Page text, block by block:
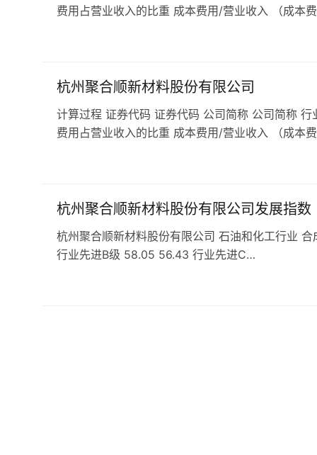
费用占营业收入的比重 成本费用/营业收入 （成本
杭州聚合顺新材料股份有限公司
计算过程 证券代码 证券代码 公司简称 公司简称
费用占营业收入的比重 成本费用/营业收入 （成本
杭州聚合顺新材料股份有限公司发展指数
杭州聚合顺新材料股份有限公司 石油和化工行业
行业先进B级 58.05 56.43 行业先进C…